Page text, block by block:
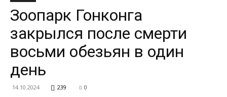
и
Зоопарк Гонконга
закрылся после смерти
восьми обезьян в один
день
14.10.2024 239 0